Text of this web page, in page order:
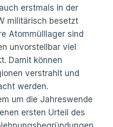
erstmals in der
militärisch besetzt
Atommülllager sind
unvorstellbar viel
Damit können
verstrahlt und
werden.
um die Jahreswende
ersten Urteil des